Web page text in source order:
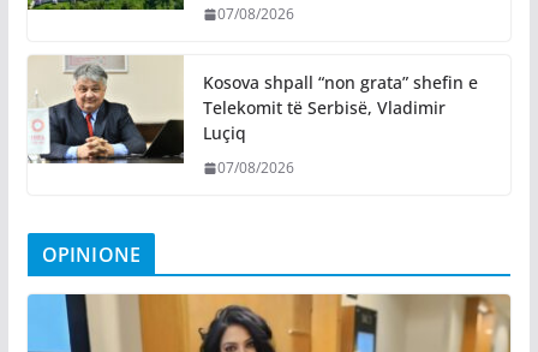
07/08/2026
Kosova shpall “non grata” shefin e
Telekomit të Serbisë, Vladimir
Luçiq
07/08/2026
OPINIONE